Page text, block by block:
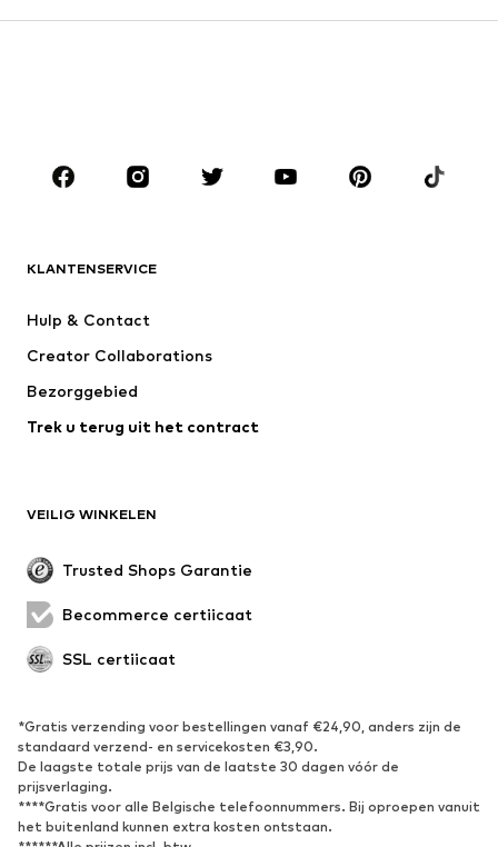
Rokken
Blouses & tunieken
Accessoires
Premium
Nieuw
Ondergoed
Mantels
Rokken
Evenementen
SCHOENEN
Sneakers
Enkellaarsjes
Pumps & hakken
Laarzen
Sandalen
Sportschoenen
Ballerina's
KLANTENSERVICE
Hulp & Contact
Creator Collaborations
Bezorggebied
Trek u terug uit het contract
VEILIG WINKELEN
Trusted Shops Garantie
Becommerce certificaat
SSL certificaat
*Gratis verzending voor bestellingen vanaf €24,90, anders zijn de
standaard verzend- en servicekosten €3,90.
De laagste totale prijs van de laatste 30 dagen vóór de
prijsverlaging.
****Gratis voor alle Belgische telefoonnummers. Bij oproepen vanuit
het buitenland kunnen extra kosten ontstaan.